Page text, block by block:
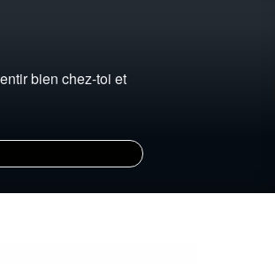
bien chez-toi et